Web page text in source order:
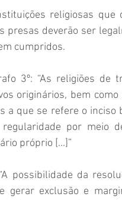
religiosas que
presas deverão ser
cumpridos.
3º: “As religiões de
originários, bem
a que se refere o inciso
por meio
próprio [...]”
possibilidade da
exclusão e